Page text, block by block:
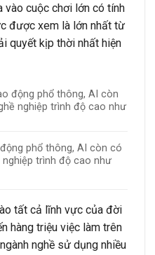
vào cuộc chơi lớn có tính
được xem là lớn nhất từ
quyết kịp thời nhất hiện
phổ thông, AI còn có
nghiệp trình độ cao như
tất cả lĩnh vực của đời
hàng triệu việc làm trên
nghề sử dụng nhiều